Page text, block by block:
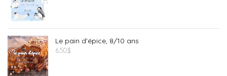
Le pain d'épice, 8/10 ans
6.50$